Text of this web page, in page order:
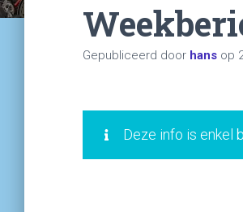
Gepubliceerd door hans op
Deze info is enkel